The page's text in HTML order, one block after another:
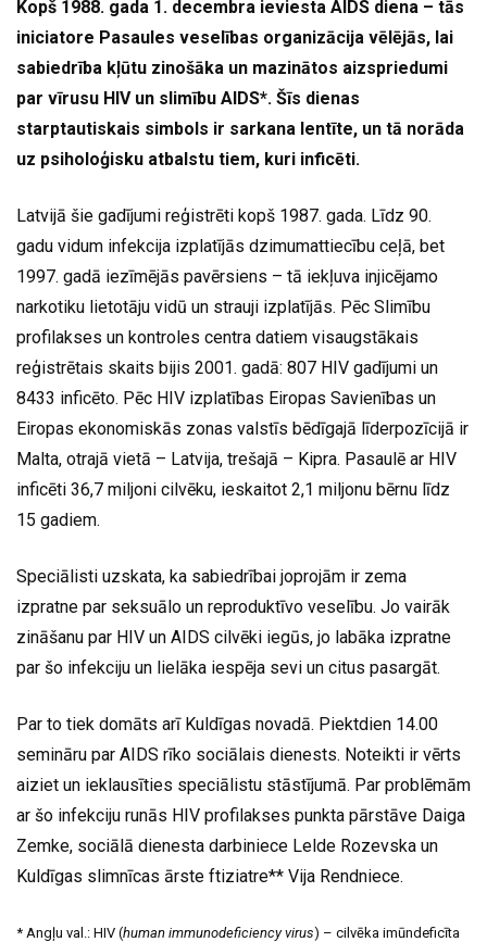
Kopš 1988. gada 1. decembra ieviesta AIDS diena – tās
iniciatore Pasaules veselības organizācija vēlējās, lai
sabiedrība kļūtu zinošāka un mazinātos aizspriedumi
par vīrusu HIV un slimību AIDS*. Šīs dienas
starptautiskais simbols ir sarkana lentīte, un tā norāda
uz psiholoģisku atbalstu tiem, kuri inficēti.
Latvijā šie gadījumi reģistrēti kopš 1987. gada. Līdz 90.
gadu vidum infekcija izplatījās dzimumattiecību ceļā, bet
1997. gadā iezīmējās pavērsiens – tā iekļuva injicējamo
narkotiku lietotāju vidū un strauji izplatījās. Pēc Slimību
profilakses un kontroles centra datiem visaugstākais
reģistrētais skaits bijis 2001. gadā: 807 HIV gadījumi un
8433 inficēto. Pēc HIV izplatības Eiropas Savienības un
Eiropas ekonomiskās zonas valstīs bēdīgajā līderpozīcijā ir
Malta, otrajā vietā – Latvija, trešajā – Kipra. Pasaulē ar HIV
inficēti 36,7 miljoni cilvēku, ieskaitot 2,1 miljonu bērnu līdz
15 gadiem.
Speciālisti uzskata, ka sabiedrībai joprojām ir zema
izpratne par seksuālo un reproduktīvo veselību. Jo vairāk
zināšanu par HIV un AIDS cilvēki iegūs, jo labāka izpratne
par šo infekciju un lielāka iespēja sevi un citus pasargāt.
Par to tiek domāts arī Kuldīgas novadā. Piektdien 14.00
semināru par AIDS rīko sociālais dienests. Noteikti ir vērts
aiziet un ieklausīties speciālistu stāstījumā. Par problēmām
ar šo infekciju runās HIV profilakses punkta pārstāve Daiga
Zemke, sociālā dienesta darbiniece Lelde Rozevska un
Kuldīgas slimnīcas ārste ftiziatre** Vija Rendniece.
* Angļu val.: HIV (human immunodeficiency virus) – cilvēka imūndeficīta